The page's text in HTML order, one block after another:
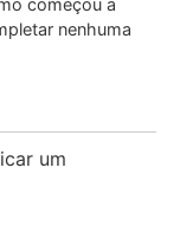
nenhuma
um